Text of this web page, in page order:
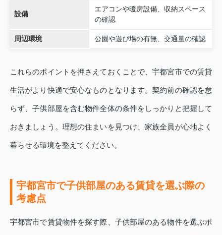
設備
エアコンや暖房設備、収納スペース
の確認
周辺環境 公園や遊び場の有無、交通量の確認
これらのポイントを押さえておくことで、宇都宮市での賃貸
生活がより快適で安心なものとなります。契約前の確認を怠
らず、子供部屋を含む物件全体の条件をしっかりと把握して
おきましょう。理想の住まいを見つけ、家族全員が心地よく
暮らせる環境を整えてください。
宇都宮市で子供部屋のある賃貸を選ぶ際の
考慮点
宇都宮市で賃貸物件を探す際、子供部屋のある物件を選ぶポ